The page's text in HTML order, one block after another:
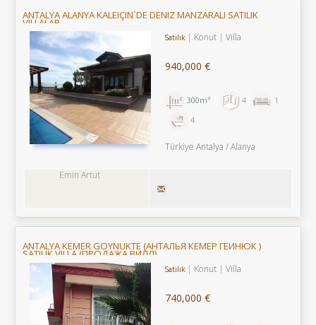
ANTALYA ALANYA KALEIÇIN`DE DENIZ MANZARALI SATILIK
VILLALAR
Satılık Konut Villa
940,000 €
300m² 4
1
4
Türkiye Antalya / Alanya
Emin Artut
ANTALYA KEMER GÖYNÜKTE (АНТАЛЬЯ КЕМЕР ГЁЙНЮК )
SATILIK VILLA (ПРОДАЖА ВИЛЛ)
Satılık Konut Villa
740,000 €